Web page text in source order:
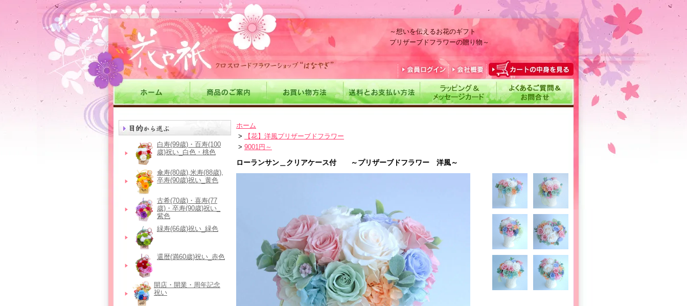
～想いを伝えるお花のギフト
プリザーブドフラワーの贈り物～
白寿(99歳)・百寿(100
歳)祝い_白色・桃色
傘寿(80歳),米寿(88歳),
卒寿(90歳)祝い_黄色
古希(70歳)・喜寿(77
歳)・卒寿(90歳)祝い_
紫色
緑寿(66歳)祝い_緑色
還暦(満60歳)祝い_赤色
開店・開業・周年記念
祝い
ホーム
>
【花】洋風プリザーブドフラワー
> 9001円～
ローランサン＿クリアケース付 ～プリザーブドフラワー 洋風～